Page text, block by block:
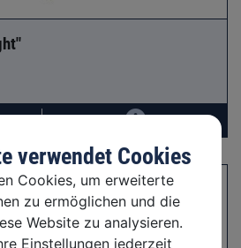
verwendet Cookies
Cookies, um erweiterte
zu ermöglichen und die
Website zu analysieren.
Einstellungen jederzeit